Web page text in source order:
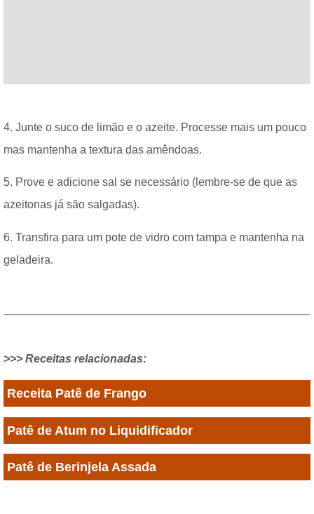
4. Junte o suco de limão e o azeite. Processe mais um pouco
mas mantenha a textura das amêndoas.
5. Prove e adicione sal se necessário (lembre-se de que as
azeitonas já são salgadas).
6. Transfira para um pote de vidro com tampa e mantenha na
geladeira.
>>> Receitas relacionadas:
Receita Patê de Frango
Patê de Atum no Liquidificador
Patê de Berinjela Assada